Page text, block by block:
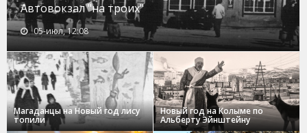
Автовокзал "на троих"
05-июл, 12:08
Магаданцы на Новый год лису
топили
Новый год на Колыме по
Альберту Эйнштейну